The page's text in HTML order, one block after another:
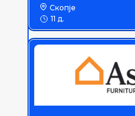
Скопје
11 д.